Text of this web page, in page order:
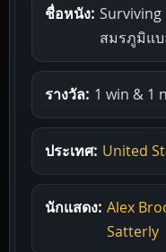
ชื่อหนัง: Surviving
สมรภูมิแ
รางวัล: 1 win & 1
ประเทศ: United
นักแสดง: Alex
Satterly